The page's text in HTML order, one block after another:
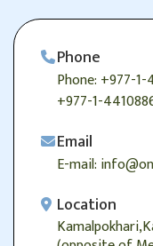
Phone
Phone: +977-
+977-1-
Email
E-mail:
Location